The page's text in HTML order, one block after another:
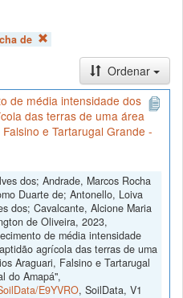
de
Ordenar
de média intensidade dos
das terras de uma área
e Tartarugal Grande -
dos; Andrade, Marcos Rocha
Duarte de; Antonello, Loiva
dos; Cavalcante, Alcione Maria
de Oliveira, 2023,
de média intensidade
agrícola das terras de uma
Araguari, Falsino e Tartarugal
do Amapá",
E9YVRO, SoilData, V1